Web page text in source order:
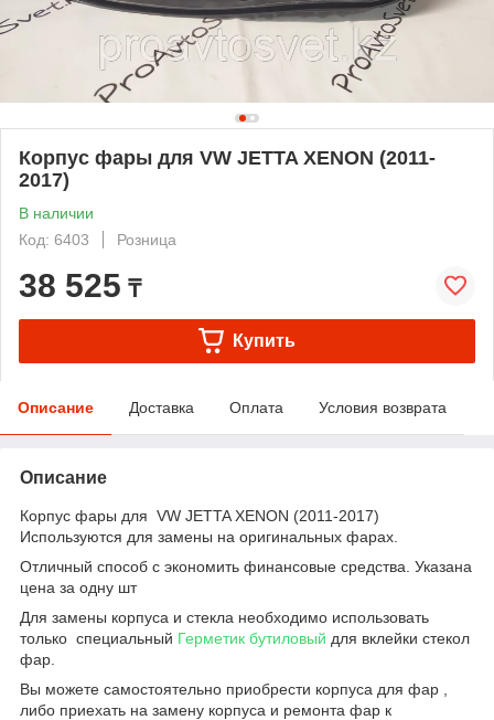
Корпус фары для VW JETTA XENON (2011-
2017)
В наличии
Код: 6403
Розница
38 525 ₸
Купить
Описание Доставка Оплата Условия возврата
Описание
Корпус фары для VW JETTA XENON (2011-2017)
Используются для замены на оригинальных фарах.
Отличный способ с экономить финансовые средства. Указана
цена за одну шт
Для замены корпуса и стекла необходимо использовать
только специальный Герметик бутиловый для вклейки стекол
фар.
Вы можете самостоятельно приобрести корпуса для фар ,
либо приехать на замену корпуса и ремонта фар к